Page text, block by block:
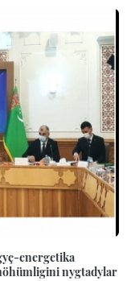
energetika
nygtadylar